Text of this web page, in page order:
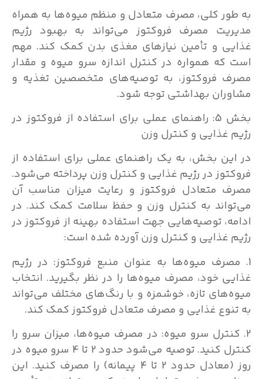
به طور کلی، مصرف متعادل و منظم میوه‌ها به همراه
مدیریت مصرف فروکتوز می‌تواند به بهبود رژیم
غذایی و تأمین نیازهای مغذی بدن کمک کند. مهم
است که همواره در کنترل اندازه سرو میوه و مقدار
مصرف فروکتوز، به توصیه‌های متخصصین تغذیه و
مشاوران بهداشتی توجه شود.
بخش 5: راهنمای عملی برای استفاده از فروکتوز در
رژیم غذایی و کنترل وزن
در این بخش، به یک راهنمای عملی برای استفاده از
فروکتوز در رژیم غذایی و کنترل وزن پرداخته می‌شود.
مصرف متعادل فروکتوز و رعایت میزان مناسب آن
می‌تواند به کنترل وزن و حفظ سلامت کمک کند. در
ادامه، توصیه‌هایی جهت استفاده بهینه از فروکتوز در
رژیم غذایی و کنترل وزن آورده شده است:
1. مصرف میوه‌ها به عنوان منبع فروکتوز: در رژیم
غذایی خود، مصرف میوه‌ها را در نظر بگیرید. انتخاب
میوه‌های تازه، خوشمزه و با رنگ‌های مختلف می‌تواند
به تنوع غذایی و مصرف متعادل فروکتوز کمک کند.
2. کنترل سرو میوه: در مصرف میوه‌ها، میزان سرو را
کنترل کنید. توصیه می‌شود حدود 2 تا 4 سرو میوه در
روز (معادل حدود 2 تا 4 پیمانه) را مصرف کنید. این